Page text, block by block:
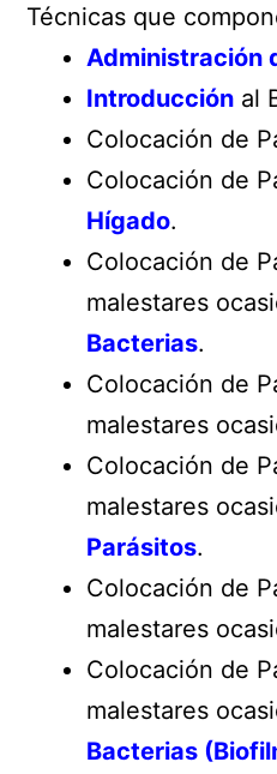
Técnicas que
Administración
Introducción al
Colocación de
Colocación de
Hígado.
Colocación de
malestares
Bacterias.
Colocación de
malestares
Colocación de
malestares
Parásitos.
Colocación de
malestares
Colocación de
malestares
Bacterias